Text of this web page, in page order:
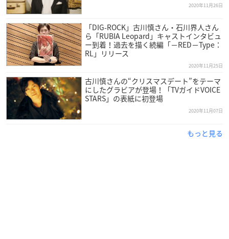
限定店舗施策
【開催期間】
2020年12月22日(火)〜2021年1月4日(月)
【キャンペーン内容】
・直筆サイン入りポスター掲示
対象店舗：梅田大阪マルビル店、札幌ピヴォ店、仙台パルコ
店、池袋店、新宿店、秋葉原店、横浜ビブレ店、浦和店、名古
2020年11月26日
「DIG-ROCK」古川慎さん・石川界人さん
ら「RUBIA Leopard」キャストインタビュ
ー到着！過去を描く続編「−RED−Type：
RL」リリース
2020年11月25日
古川慎さんの“クリスマスデート”をテーマ
にしたグラビアが登場！「TVガイドVOICE
STARS」の表紙に初登場
2020年11月07日
もっと見る